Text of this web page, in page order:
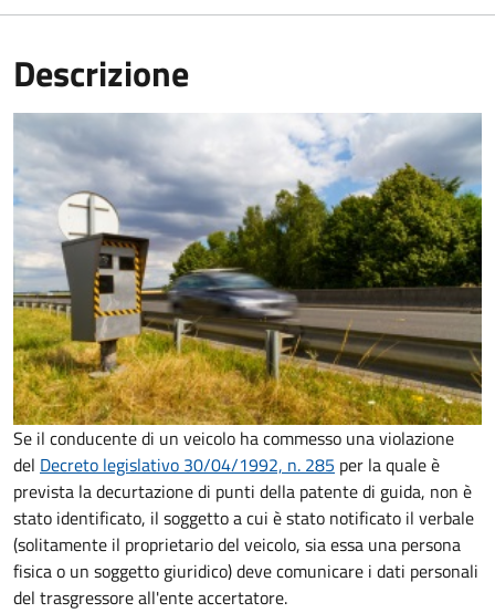
Descrizione
Se il conducente di un veicolo ha commesso una violazione
del Decreto legislativo 30/04/1992, n. 285 per la quale è
prevista la decurtazione di punti della patente di guida, non è
stato identificato, il soggetto a cui è stato notificato il verbale
(solitamente il proprietario del veicolo, sia essa una persona
fisica o un soggetto giuridico) deve comunicare i dati personali
del trasgressore all'ente accertatore.